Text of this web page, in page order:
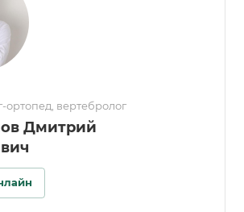
ортопед, вертебролог
Дмитрий